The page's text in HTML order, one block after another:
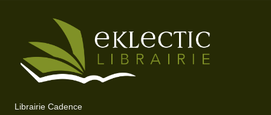
Librairie Cadence